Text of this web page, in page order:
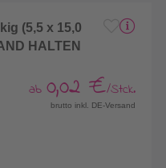
(5,5 x 15,0
HALTEN
ab 0,02 €/Stck.
brutto inkl. DE-Versand